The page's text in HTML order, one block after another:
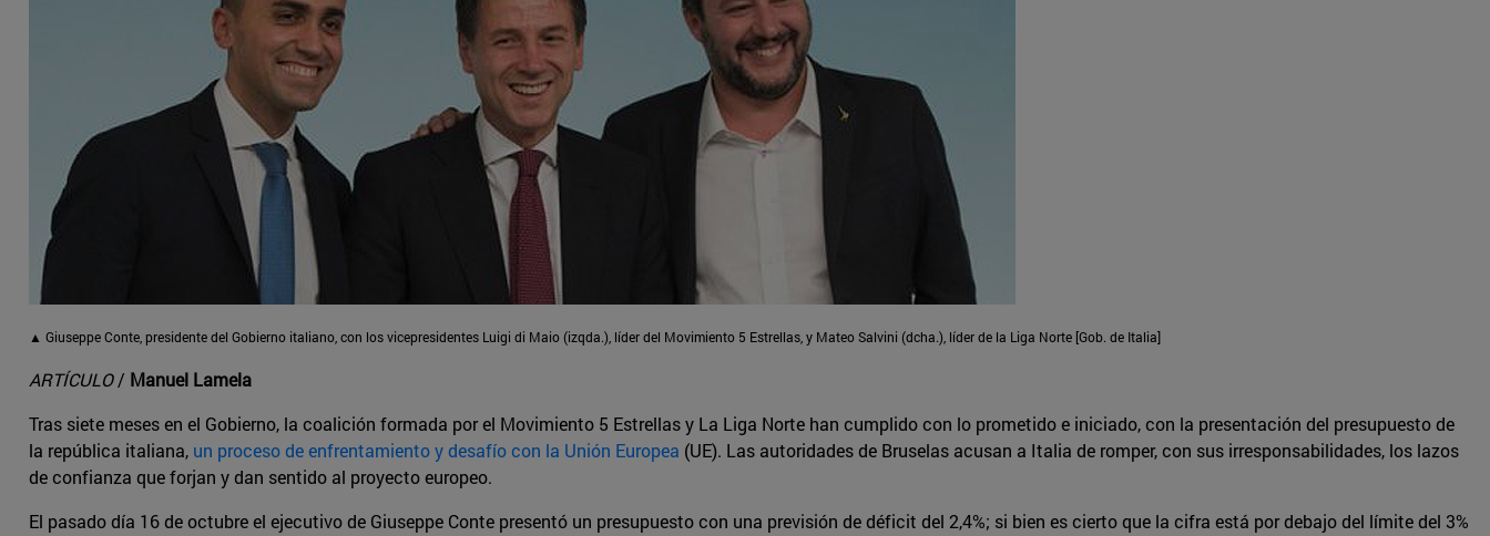
▲ Giuseppe Conte, presidente del Gobierno italiano, con los vicepresidentes Luigi di Maio (izqda.), líder del Movimiento 5 Estrellas, y Mateo Salvini (dcha.), líder de la Liga Norte [Gob. de Italia]
ARTÍCULO/ Manuel Lamela
Tras siete meses en el Gobierno, la coalición formada por el Movimiento 5 Estrellas y La Liga Norte han cumplido con lo prometido e iniciado, con la presentación del presupuesto de
la república italiana, un proceso de enfrentamiento y desafío con la Unión Europea (UE). Las autoridades de Bruselas acusan a Italia de romper, con sus irresponsabilidades, los lazos
de confianza que forjan y dan sentido al proyecto europeo.
El pasado día 16 de octubre el ejecutivo de Giuseppe Conte presentó un presupuesto con una previsión de déficit del 2,4%; si bien es cierto que la cifra está por debajo del límite del 3%